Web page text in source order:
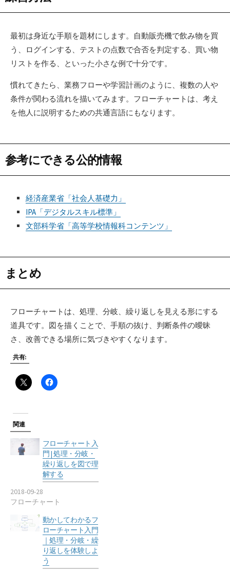
最初は身近な手順を題材にします。自動販売機で飲み物を買
う、ログインする、テストの点数で合否を判定する、買い物
リストを作る、といった小さな例で十分です。
慣れてきたら、業務フローや学習計画のように、複数の人や
条件が関わる流れを描いてみます。フローチャートは、考え
を他人に説明するための共通言語にもなります。
参考にできる公的情報
経済産業省「社会人基礎力」
IPA「デジタルスキル標準」
文部科学省「高等学校情報科コンテンツ」
まとめ
フローチャートは、処理、分岐、繰り返しを見える形にする
道具です。図を描くことで、手順の抜け、判断条件の曖昧
さ、改善できる場所に気づきやすくなります。
共有:
関連
フローチャート入
門 | 処理・分岐・
繰り返しを図で理
解する
2018-09-28
フローチャート
動かしてわかるフ
ローチャート入門
｜処理・分岐・繰
り返しを体験しよ
う